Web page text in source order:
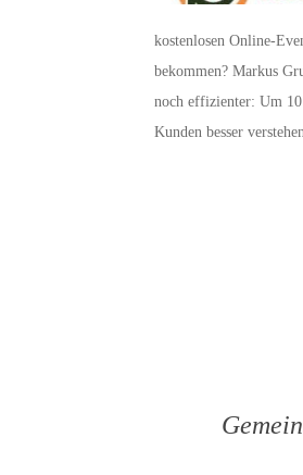
kostenlosen Online-
bekommen? Markus
noch effizienter: Um 10
Kunden besser